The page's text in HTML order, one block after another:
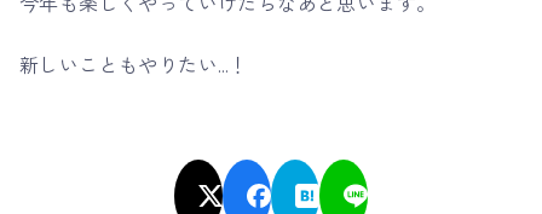
新しいこともやりたい…！